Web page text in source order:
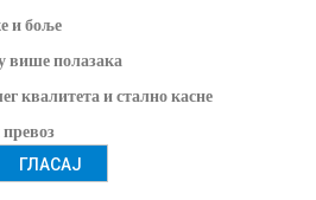
и боље
више полазака
квалитета и стално касне